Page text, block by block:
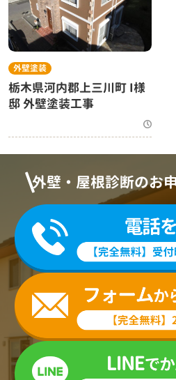
外壁塗装
栃木県河内郡上三川町 I様
邸 外壁塗装工事
外壁・屋根診断のお